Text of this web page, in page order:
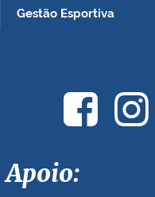
Gestão Esportiva
Apoio: